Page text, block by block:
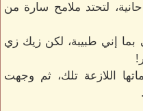
لتحتد ملامح سارة من
إني طبيبة، لكن زيك زي
اللازعة تلك، ثم وجهت